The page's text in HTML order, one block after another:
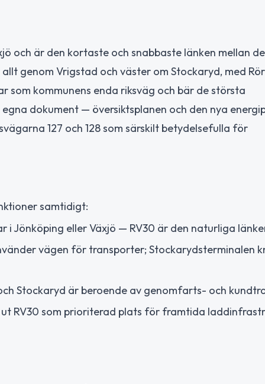
och är den kortaste och snabbaste länken mellan
genom Vrigstad och väster om Stockaryd, med
som kommunens enda riksväg och bär de största
dokument — översiktsplanen och den nya
127 och 128 som särskilt betydelsefulla för
samtidigt:
i Jönköping eller Växjö — RV30 är den naturliga
vägen för transporter; Stockarydsterminalen
Stockaryd är beroende av genomfarts- och
RV30 som prioriterad plats för framtida